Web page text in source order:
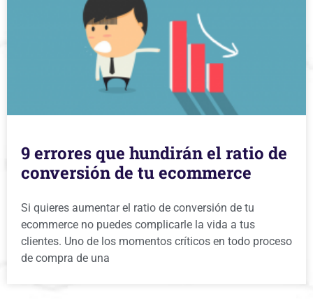
9 errores que hundirán el ratio de
conversión de tu ecommerce
Si quieres aumentar el ratio de conversión de tu
ecommerce no puedes complicarle la vida a tus
clientes. Uno de los momentos críticos en todo proceso
de compra de una